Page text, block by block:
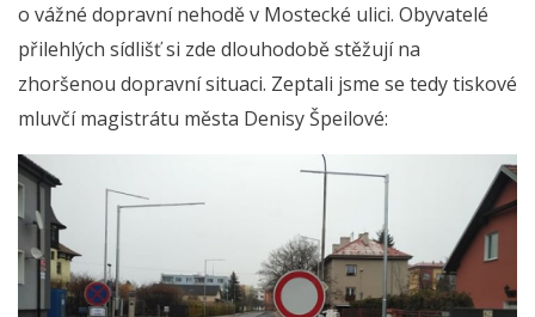
o vážné dopravní nehodě v Mostecké ulici. Obyvatelé
přilehlých sídlišť si zde dlouhodobě stěžují na
zhoršenou dopravní situaci. Zeptali jsme se tedy tiskové
mluvčí magistrátu města Denisy Špeilové: